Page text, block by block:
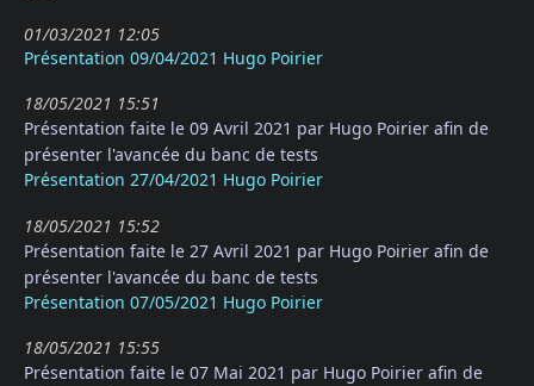
01/03/2021 12:05
Présentation 09/04/2021 Hugo Poirier
18/05/2021 15:51
Présentation faite le 09 Avril 2021 par Hugo Poirier afin de
présenter l'avancée du banc de tests
Présentation 27/04/2021 Hugo Poirier
18/05/2021 15:52
Présentation faite le 27 Avril 2021 par Hugo Poirier afin de
présenter l'avancée du banc de tests
Présentation 07/05/2021 Hugo Poirier
18/05/2021 15:55
Présentation faite le 07 Mai 2021 par Hugo Poirier afin de